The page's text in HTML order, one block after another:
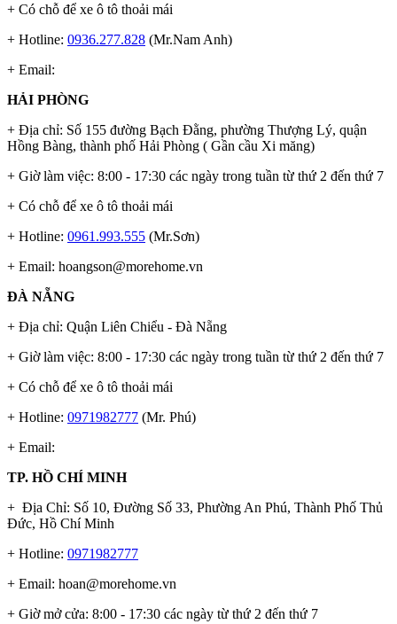
+ Có chỗ để xe ô tô thoải mái
+ Hotline: 0936.277.828 (Mr.Nam Anh)
+ Email:
HẢI PHÒNG
+ Địa chỉ: Số 155 đường Bạch Đằng, phường Thượng Lý, quận
Hồng Bàng, thành phố Hải Phòng ( Gần cầu Xi măng)
+ Giờ làm việc: 8:00 - 17:30 các ngày trong tuần từ thứ 2 đến thứ 7
+ Có chỗ để xe ô tô thoải mái
+ Hotline: 0961.993.555 (Mr.Sơn)
+ Email: hoangson@morehome.vn
ĐÀ NẴNG
+ Địa chỉ: Quận Liên Chiểu - Đà Nẵng
+ Giờ làm việc: 8:00 - 17:30 các ngày trong tuần từ thứ 2 đến thứ 7
+ Có chỗ để xe ô tô thoải mái
+ Hotline: 0971982777 (Mr. Phú)
+ Email:
TP. HỒ CHÍ MINH
+ Địa Chỉ: Số 10, Đường Số 33, Phường An Phú, Thành Phố Thủ
Đức, Hồ Chí Minh
+ Hotline: 0971982777
+ Email: hoan@morehome.vn
+ Giờ mở cửa: 8:00 - 17:30 các ngày từ thứ 2 đến thứ 7